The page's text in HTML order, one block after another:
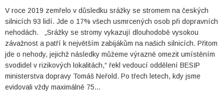
V roce 2019 zemřelo v důsledku srážky se stromem na českých
silnicích 93 lidí. Jde o 17% všech usmrcených osob při dopravních
nehodách. „Srážky se stromy vykazují dlouhodobě vysokou
závažnost a patří k největším zabijákům na našich silnicích. Přitom
jde o nehody, jejichž následky můžeme výrazně omezit umístěním
svodidel v rizikových lokalitách,“ řekl vedoucí oddělení BESIP
ministerstva dopravy Tomáš Neřold. Po třech letech, kdy jsme
evidovali vždy maximálně 75…